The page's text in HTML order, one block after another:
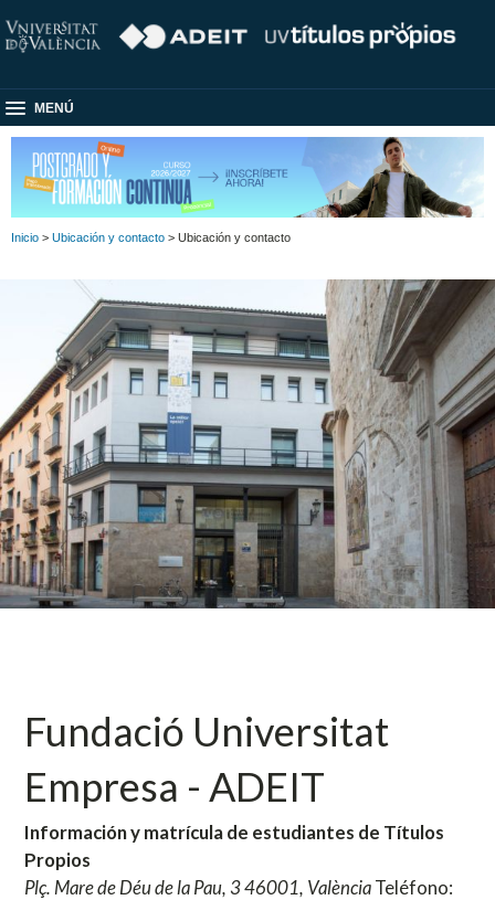
MENÚ
Inicio > Ubicación y contacto > Ubicación y contacto
Fundació Universitat
Empresa - ADEIT
Información y matrícula de estudiantes de Títulos
Propios
Plç. Mare de Déu de la Pau, 3 46001, ValènciaTeléfono: